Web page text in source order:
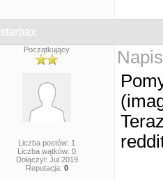
starbax
Początkujący
Liczba postów: 1
Liczba wątków: 0
Dołączył: Jul 2019
Reputacja: 0